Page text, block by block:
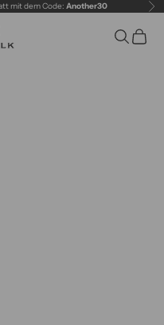
mit dem Code: Another30 Vor
Suche